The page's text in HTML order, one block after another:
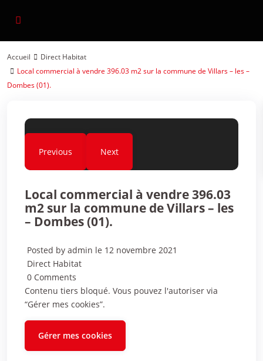
Accueil
Direct Habitat
Local commercial à vendre 396.03 m2 sur la commune de Villars – les –
Dombes (01).
Previous Next
Local commercial à vendre 396.03
m2 sur la commune de Villars – les
– Dombes (01).
Posted by admin le 12 novembre 2021
Direct Habitat
0 Comments
Contenu tiers bloqué. Vous pouvez l'autoriser via
“Gérer mes cookies”.
Gérer mes cookies